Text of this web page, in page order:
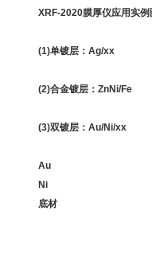
XRF-2020膜厚仪应用实例
(1)单镀层：Ag/xx
(2)合金镀层：ZnNi/Fe
(3)双镀层：Au/Ni/xx
Au
Ni
底材